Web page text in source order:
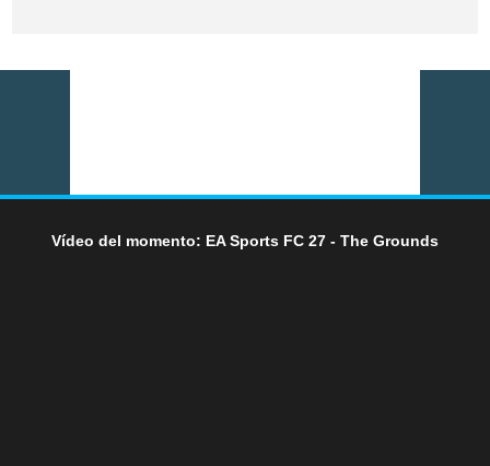
Vídeo del momento: EA Sports FC 27 - The Grounds